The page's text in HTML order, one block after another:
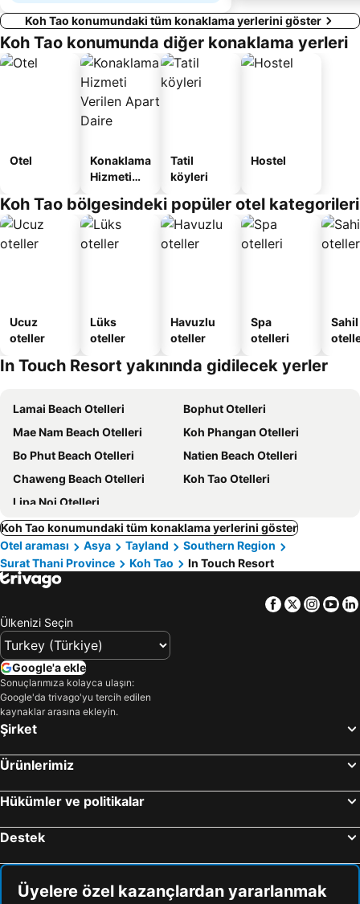
Koh Tao konumundaki tüm konaklama yerlerini göster
Koh Tao konumunda diğer konaklama yerleri
Otel
Konaklama
Hizmeti
Apart
Daire
Tatil
köyleri
Hostel
Koh Tao bölgesindeki popüler otel kategorileri
Ucuz
oteller
Lüks
oteller
Havuzlu
oteller
Spa
otelleri
Sahil
In Touch Resort yakınında gidilecek yerler
Lamai Beach Otelleri
Bophut Otelleri
Mae Nam Beach Otelleri
Koh Phangan Otelleri
Bo Phut Beach Otelleri
Natien Beach Otelleri
Chaweng Beach Otelleri
Koh Tao Otelleri
Lipa Noi Otelleri
Koh Tao konumundaki tüm konaklama yerlerini göster
Otel araması
Asya Tayland
Southern Region
Surat Thani Province
Koh Tao In Touch Resort
Facebook
Twitter
Ülkenizi Seçin
Google'a ekle
Sonuçlarımıza kolayca ulaşın:
Google'da trivago'yu tercih edilen
kaynaklar arasına ekleyin.
Şirket
Ürünlerimiz
Hükümler ve politikalar
Destek
Üyelere özel kazançlardan yararlanmak